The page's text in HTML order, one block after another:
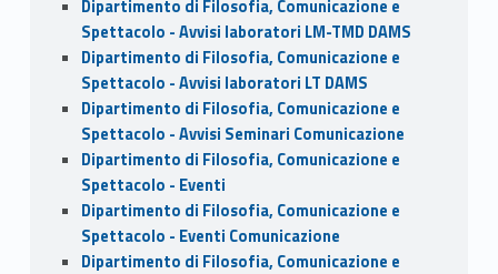
Dipartimento di Filosofia, Comunicazione e
Spettacolo - Avvisi laboratori LM-TMD DAMS
Dipartimento di Filosofia, Comunicazione e
Spettacolo - Avvisi laboratori LT DAMS
Dipartimento di Filosofia, Comunicazione e
Spettacolo - Avvisi Seminari Comunicazione
Dipartimento di Filosofia, Comunicazione e
Spettacolo - Eventi
Dipartimento di Filosofia, Comunicazione e
Spettacolo - Eventi Comunicazione
Dipartimento di Filosofia, Comunicazione e